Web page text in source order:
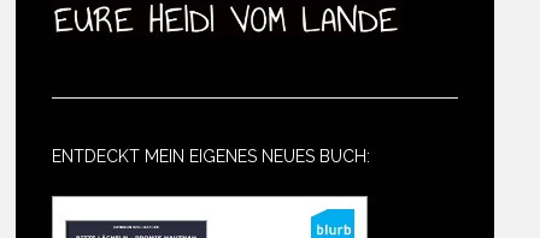
ENTDECKT MEIN EIGENES NEUES BUCH: